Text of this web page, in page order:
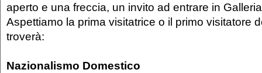
aperto e una freccia, un invito ad entrare in
Aspettiamo la prima visitatrice o il primo visitatore
troverà:
Nazionalismo Domestico